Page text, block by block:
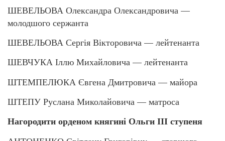
ШЕВЕЛЬОВА Олександра Олександровича —
молодшого сержанта
ШЕВЕЛЬОВА Сергія Вікторовича — лейтенанта
ШЕВЧУКА Іллю Михайловича — лейтенанта
ШТЕМПЕЛЮКА Євгена Дмитровича — майора
ШТЕПУ Руслана Миколайовича — матроса
Нагородити орденом княгині Ольги ІІІ ступеня